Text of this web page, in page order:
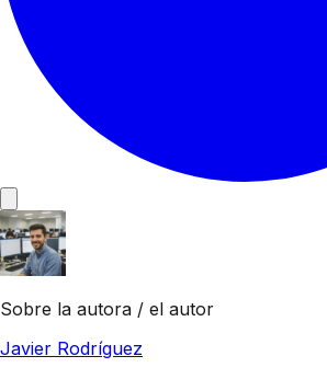
Sobre la autora / el autor
Javier Rodríguez